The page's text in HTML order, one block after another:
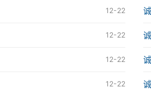
12-22
12-22
12-22
12-22